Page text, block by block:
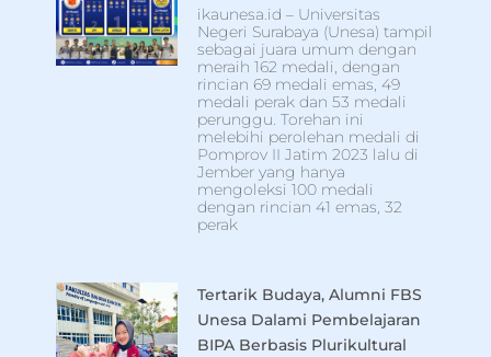
ikaunesa.id – Universitas
Negeri Surabaya (Unesa) tampil
sebagai juara umum dengan
meraih 162 medali, dengan
rincian 69 medali emas, 49
medali perak dan 53 medali
perunggu. Torehan ini
melebihi perolehan medali di
Pomprov II Jatim 2023 lalu di
Jember yang hanya
mengoleksi 100 medali
dengan rincian 41 emas, 32
perak
Tertarik Budaya, Alumni FBS
Unesa Dalami Pembelajaran
BIPA Berbasis Plurikultural